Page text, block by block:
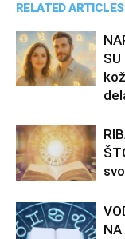
RELATED ARTICLES